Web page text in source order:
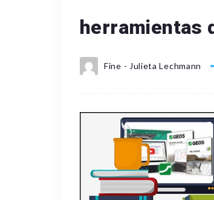
herramientas
Fine - Julieta Lechmann